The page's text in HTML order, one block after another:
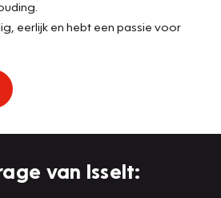
eerlijk en hebt een passie voor
van Isselt: